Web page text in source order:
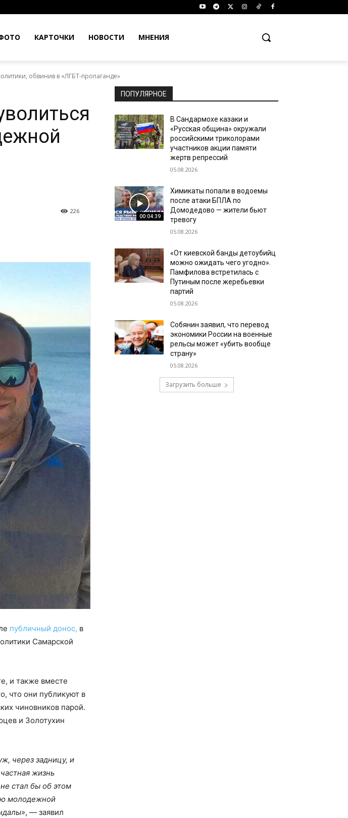
КАРТОЧКИ НОВОСТИ МНЕНИЯ
обвинив в «ЛГБТ-пропаганде»
226
публичный донос, в
Самарской
и также вместе
что они публикуют в
чиновников парой.
и Золотухин
через задницу, и
жизнь
стал бы об этом
молодежной
, — заявил
ПОПУЛЯРНОЕ
В Сандармохе казаки и
«Русская община» окружали
российскими триколорами
участников акции памяти
жертв репрессий
05.08.2026
00:04:39
Химикаты попали в водоемы
после атаки БПЛА по
Домодедово — жители бьют
тревогу
05.08.2026
«От киевской банды детоубийц
можно ожидать чего угодно».
Памфилова встретилась с
Путиным после жеребьевки
партий
05.08.2026
Собянин заявил, что перевод
экономики России на военные
рельсы может «убить вообще
страну»
05.08.2026
Загрузить больше